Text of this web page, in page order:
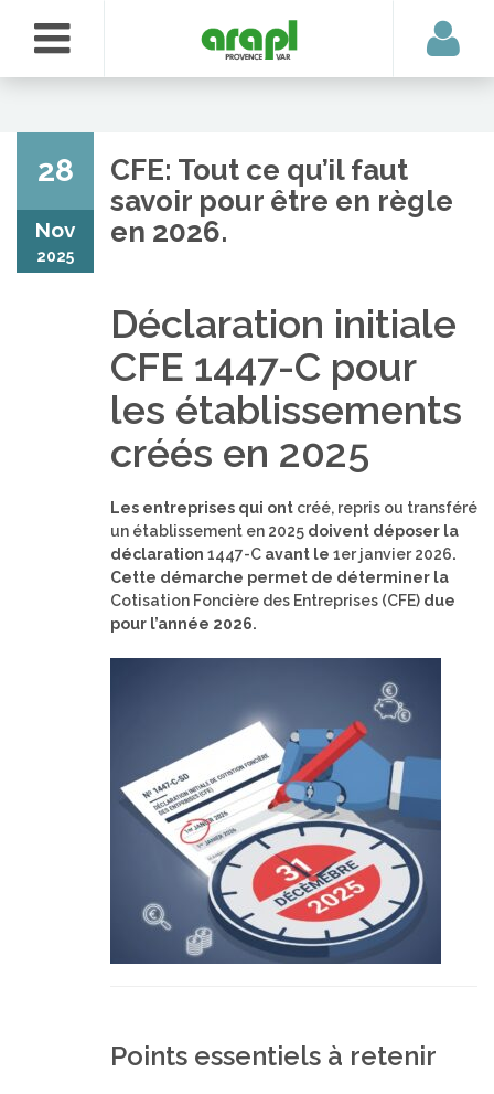
28
Nov
2025
CFE: Tout ce qu’il faut
savoir pour être en règle
en 2026.
Déclaration initiale
CFE 1447-C pour
les établissements
créés en 2025
Les entreprises qui ont créé, repris ou transféré
un établissement en 2025 doivent déposer la
déclaration 1447-C avant le 1er janvier 2026.
Cette démarche permet de déterminer la
Cotisation Foncière des Entreprises (CFE) due
pour l’année 2026.
Points essentiels à retenir